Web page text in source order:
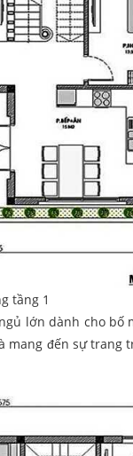
tầng 1
lớn dành cho
đến sự trang